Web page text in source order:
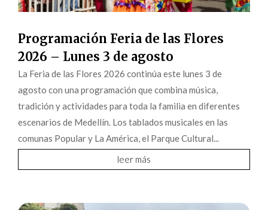
Programación Feria de las Flores
2026 – Lunes 3 de agosto
La Feria de las Flores 2026 continúa este lunes 3 de
agosto con una programación que combina música,
tradición y actividades para toda la familia en diferentes
escenarios de Medellín. Los tablados musicales en las
comunas Popular y La América, el Parque Cultural...
leer más